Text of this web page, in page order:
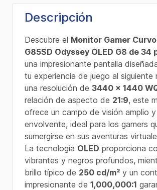
Descripción
Descubre el Monitor Gamer
G85SD Odyssey OLED G8 de 34
una impresionante pantalla
tu experiencia de juego al siguiente
una resolución de 3440 x 1440
relación de aspecto de 21:9, este
ofrece un campo de visión amplio y
envolvente, ideal para los gamers
sumergirse en sus aventuras
La tecnología OLED proporciona
vibrantes y negros profundos,
brillo típico de 250 cd/m² y un
impresionante de 1,000,000:1